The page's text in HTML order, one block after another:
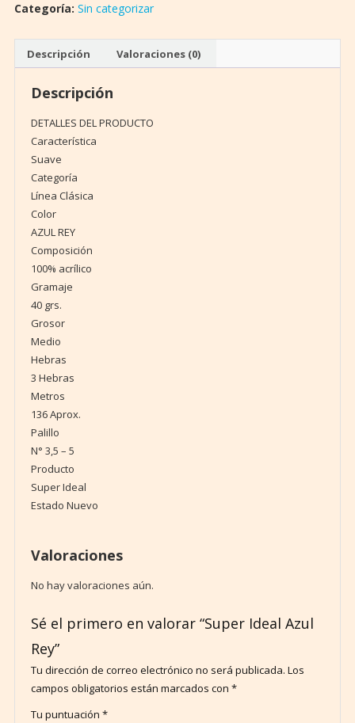
Categoría: Sin categorizar
Descripción Valoraciones (0)
Descripción
DETALLES DEL PRODUCTO
Característica
Suave
Categoría
Línea Clásica
Color
AZUL REY
Composición
100% acrílico
Gramaje
40 grs.
Grosor
Medio
Hebras
3 Hebras
Metros
136 Aprox.
Palillo
N° 3,5 – 5
Producto
Super Ideal
Estado Nuevo
Valoraciones
No hay valoraciones aún.
Sé el primero en valorar “Super Ideal Azul
Rey”
Tu dirección de correo electrónico no será publicada. Los
campos obligatorios están marcados con *
Tu puntuación *